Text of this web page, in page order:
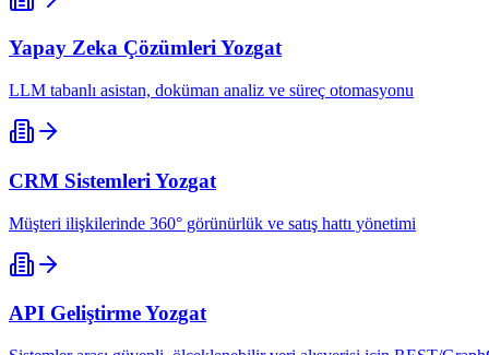
Yapay Zeka ÇözümleriYozgat
LLM tabanlı asistan, doküman analiz ve süreç otomasyonu
CRM Sistemleri Yozgat
Müşteri ilişkilerinde 360° görünürlük ve satış hattı yönetimi
API GeliştirmeYozgat